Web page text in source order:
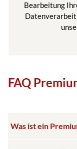
Bearbeitung
FAQ
Was ist ein